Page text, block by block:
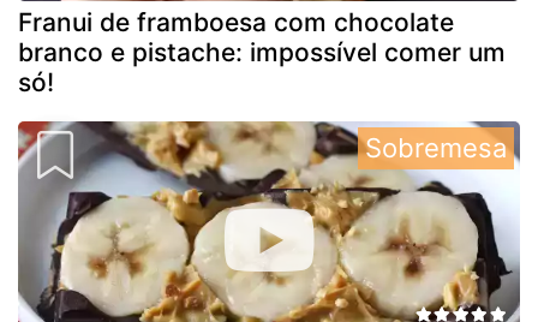
Franui de framboesa com chocolate
branco e pistache: impossível comer um
só!
Sobremesa